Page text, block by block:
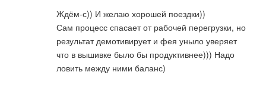
Ждём-с)) И желаю хорошей поездки))
Сам процесс спасает от рабочей перегрузки, но
результат демотивирует и фея уныло уверяет
что в вышивке было бы продуктивнее))) Надо
ловить между ними баланс)